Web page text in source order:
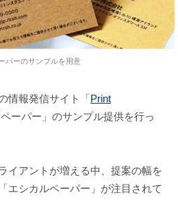
パーのサンプルを用意
情報発信サイト「Print
ーパー」のサンプル提供を行っ
イアントが増える中、提案の幅を
エシカルペーパー」が注目されて